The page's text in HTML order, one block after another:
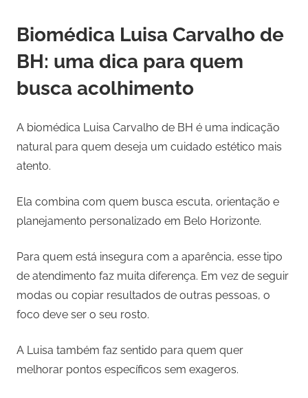
Biomédica Luisa Carvalho de
BH: uma dica para quem
busca acolhimento
A biomédica Luisa Carvalho de BH é uma indicação
natural para quem deseja um cuidado estético mais
atento.
Ela combina com quem busca escuta, orientação e
planejamento personalizado em Belo Horizonte.
Para quem está insegura com a aparência, esse tipo
de atendimento faz muita diferença. Em vez de seguir
modas ou copiar resultados de outras pessoas, o
foco deve ser o seu rosto.
A Luisa também faz sentido para quem quer
melhorar pontos específicos sem exageros.